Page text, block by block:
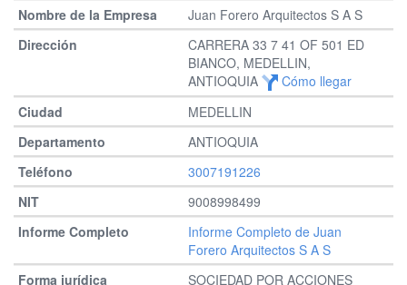
Juan Forero Arquitectos S A S
CARRERA 33 7 41 OF 501 ED
BIANCO, MEDELLIN,
ANTIOQUIA
Cómo llegar
MEDELLIN
ANTIOQUIA
3007191226
9008998499
Informe Completo de Juan
Forero Arquitectos S A S
SOCIEDAD POR ACCIONES